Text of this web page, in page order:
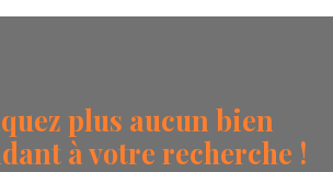
plus aucun bien
à votre recherche !